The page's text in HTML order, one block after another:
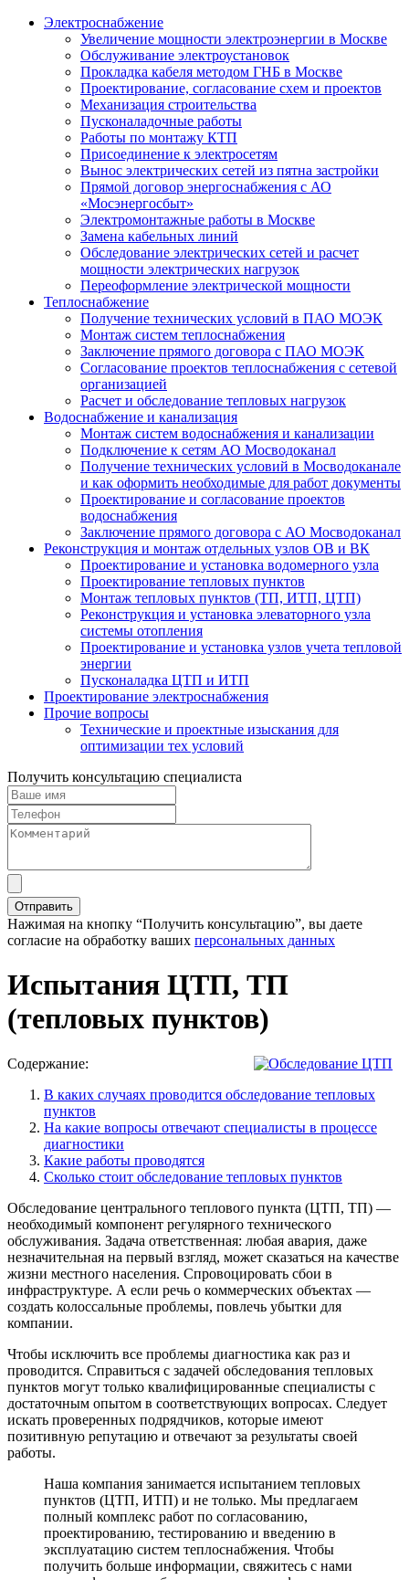
Электроснабжение
Увеличение мощности электроэнергии в Москве
Обслуживание электроустановок
Прокладка кабеля методом ГНБ в Москве
Проектирование, согласование схем и проектов
Механизация строительства
Пусконаладочные работы
Работы по монтажу КТП
Присоединение к электросетям
Вынос электрических сетей из пятна застройки
Прямой договор энергоснабжения с АО
«Мосэнергосбыт»
Электромонтажные работы в Москве
Замена кабельных линий
Обследование электрических сетей и расчет
мощности электрических нагрузок
Переоформление электрической мощности
Теплоснабжение
Получение технических условий в ПАО МОЭК
Монтаж систем теплоснабжения
Заключение прямого договора с ПАО МОЭК
Согласование проектов теплоснабжения с сетевой
организацией
Расчет и обследование тепловых нагрузок
Водоснабжение и канализация
Монтаж систем водоснабжения и канализации
Подключение к сетям АО Мосводоканал
Получение технических условий в Мосводоканале
и как оформить необходимые для работ документы
Проектирование и согласование проектов
водоснабжения
Заключение прямого договора с АО Мосводоканал
Реконструкция и монтаж отдельных узлов ОВ и ВК
Проектирование и установка водомерного узла
Проектирование тепловых пунктов
Монтаж тепловых пунктов (ТП, ИТП, ЦТП)
Реконструкция и установка элеваторного узла
системы отопления
Проектирование и установка узлов учета тепловой
энергии
Пусконаладка ЦТП и ИТП
Проектирование электроснабжения
Прочие вопросы
Технические и проектные изыскания для
оптимизации тех условий
Получить консультацию специалиста
Нажимая на кнопку “Получить консультацию”, вы даете
согласие на обработку ваших персональных данных
Испытания ЦТП, ТП
(тепловых пунктов)
Содержание:
В каких случаях проводится обследование тепловых
пунктов
На какие вопросы отвечают специалисты в процессе
диагностики
Какие работы проводятся
Сколько стоит обследование тепловых пунктов
Обследование центрального теплового пункта (ЦТП, ТП) —
необходимый компонент регулярного технического
обслуживания. Задача ответственная: любая авария, даже
незначительная на первый взгляд, может сказаться на качестве
жизни местного населения. Спровоцировать сбои в
инфраструктуре. А если речь о коммерческих объектах —
создать колоссальные проблемы, повлечь убытки для
компании.
Чтобы исключить все проблемы диагностика как раз и
проводится. Справиться с задачей обследования тепловых
пунктов могут только квалифицированные специалисты с
достаточным опытом в соответствующих вопросах. Следует
искать проверенных подрядчиков, которые имеют
позитивную репутацию и отвечают за результаты своей
работы.
Наша компания занимается испытанием тепловых
пунктов (ЦТП, ИТП) и не только. Мы предлагаем
полный комплекс работ по согласованию,
проектированию, тестированию и введению в
эксплуатацию систем теплоснабжения. Чтобы
получить больше информации, свяжитесь с нами